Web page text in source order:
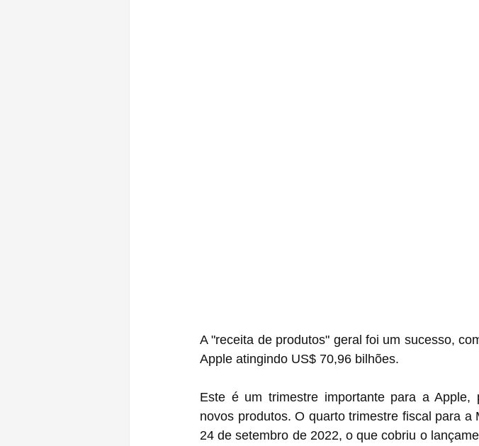
A "receita de produtos" geral foi um sucesso,
Apple atingindo US$ 70,96 bilhões.
Este é um trimestre importante para a
novos produtos. O quarto trimestre fiscal para
24 de setembro de 2022, o que cobriu o